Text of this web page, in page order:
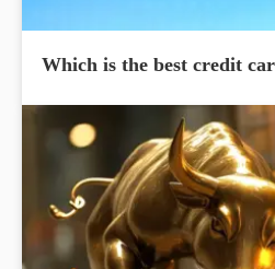
Which is the best credit